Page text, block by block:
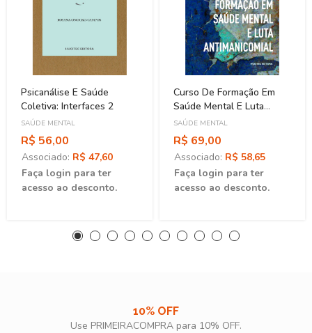
Psicanálise E Saúde
Coletiva: Interfaces 2
SAÚDE MENTAL
R$ 56,00
Associado: R$ 47,60
Faça login para ter
acesso ao desconto.
Curso De Formação Em
Saúde Mental E Luta
Antimanicomial
SAÚDE MENTAL
R$ 69,00
Associado: R$ 58,65
Faça login para ter
acesso ao desconto.
10% OFF
Use PRIMEIRACOMPRA para 10% OFF.​